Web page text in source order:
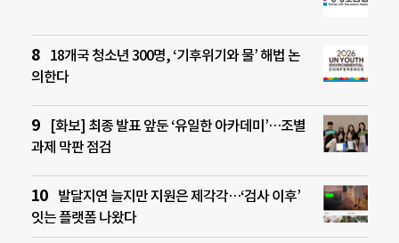
18개국 청소년 300명, ‘기후위기와 물’ 해법 논
의한다
[화보] 최종 발표 앞둔 ‘유일한 아카데미’…조별
과제 막판 점검
발달지연 늘지만 지원은 제각각…‘검사 이후’
잇는 플랫폼 나왔다